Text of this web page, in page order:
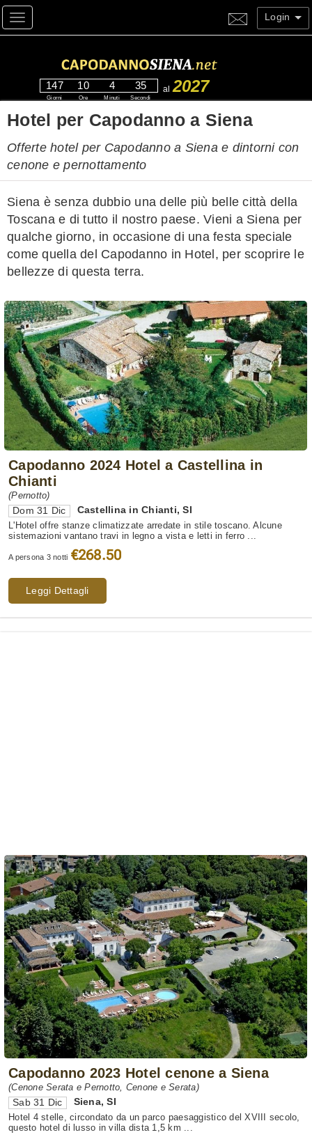
Toggle navigation Login
147
Giorni
10
Ore
4
Minuti
33
Secondi
al 2027
Hotel per Capodanno a Siena
Offerte hotel per Capodanno a Siena e dintorni con
cenone e pernottamento
Siena è senza dubbio una delle più belle città della
Toscana e di tutto il nostro paese. Vieni a Siena per
qualche giorno, in occasione di una festa speciale
come quella del Capodanno in Hotel, per scoprire le
bellezze di questa terra.
Capodanno 2024 Hotel a Castellina in
Chianti
(Pernotto)
Dom 31 Dic Castellina in Chianti,SI
L'Hotel offre stanze climatizzate arredate in stile toscano. Alcune
sistemazioni vantano travi in legno a vista e letti in ferro ...
A persona 3 notti €268.50
Leggi Dettagli
Capodanno 2023 Hotel cenone a Siena
(Cenone Serata e Pernotto, Cenone e Serata)
Sab 31 Dic Siena,SI
Hotel 4 stelle, circondato da un parco paesaggistico del XVIII secolo,
questo hotel di lusso in villa dista 1,5 km ...